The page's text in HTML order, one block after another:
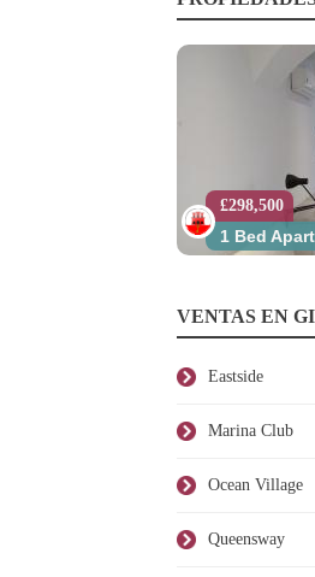
£298,500
1 Bed
VENTAS EN
Eastside
Marina Club
Ocean Village
Queensway